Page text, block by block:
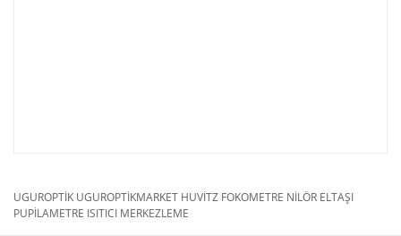
UGUROPTİK UGUROPTİKMARKET HUVİTZ FOKOMETRE NİLÖR ELTAŞI
PUPİLAMETRE ISITICI MERKEZLEME